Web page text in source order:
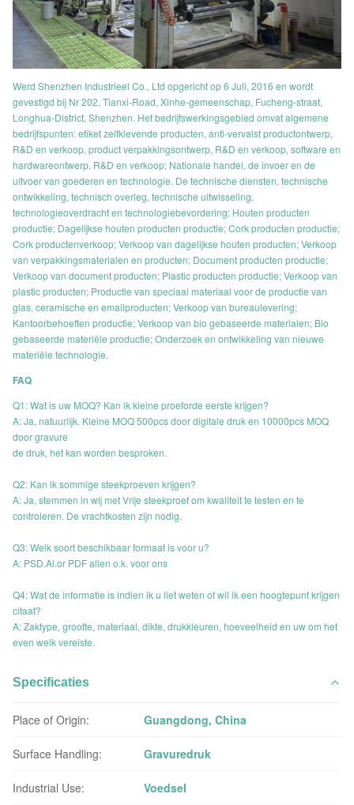
Werd Shenzhen Industrieel Co., Ltd opgericht op 6 Juli, 2016 en wordt
gevestigd bij Nr 202, Tianxi-Road, Xinhe-gemeenschap, Fucheng-straat,
Longhua-District, Shenzhen. Het bedrijfswerkingsgebied omvat algemene
bedrijfspunten: etiket zelfklevende producten, anti-vervalst productontwerp,
R&D en verkoop, product verpakkingsontwerp, R&D en verkoop, software en
hardwareontwerp, R&D en verkoop; Nationale handel, de invoer en de
uitvoer van goederen en technologie. De technische diensten, technische
ontwikkeling, technisch overleg, technische uitwisseling,
technologieoverdracht en technologiebevordering; Houten producten
productie; Dagelijkse houten producten productie; Cork producten productie;
Cork productenverkoop; Verkoop van dagelijkse houten producten; Verkoop
van verpakkingsmaterialen en producten; Document producten productie;
Verkoop van document producten; Plastic producten productie; Verkoop van
plastic producten; Productie van speciaal materiaal voor de productie van
glas, ceramische en emailproducten; Verkoop van bureaulevering;
Kantoorbehoeften productie; Verkoop van bio gebaseerde materialen; Bio
gebaseerde materiële productie; Onderzoek en ontwikkeling van nieuwe
materiële technologie.
FAQ
Q1: Wat is uw MOQ? Kan ik kleine proeforde eerste krijgen?
A: Ja, natuurlijk. Kleine MOQ 500pcs door digitale druk en 10000pcs MOQ
door gravure
de druk, het kan worden besproken.
Q2: Kan ik sommige steekproeven krijgen?
A: Ja, stemmen in wij met Vrije steekproef om kwaliteit te testen en te
controleren. De vrachtkosten zijn nodig.
Q3: Welk soort beschikbaar formaat is voor u?
A: PSD.Al.or PDF allen o.k. voor ons
Q4: Wat de informatie is indien ik u liet weten of wil ik een hoogtepunt krijgen
citaat?
A: Zaktype, grootte, materiaal, dikte, drukkleuren, hoeveelheid en uw om het
even welk vereiste.
Specificaties
Place of Origin: Guangdong, China
Surface Handling: Gravuredruk
Industrial Use: Voedsel